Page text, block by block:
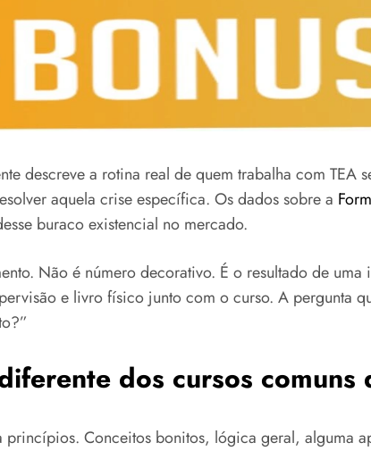
descreve a rotina real de quem trabalha com
aquela crise específica. Os dados sobre a
buraco existencial no mercado.
Não é número decorativo. É o resultado de
e livro físico junto com o curso. A pergunta
dos cursos comuns
Conceitos bonitos, lógica geral, alguma